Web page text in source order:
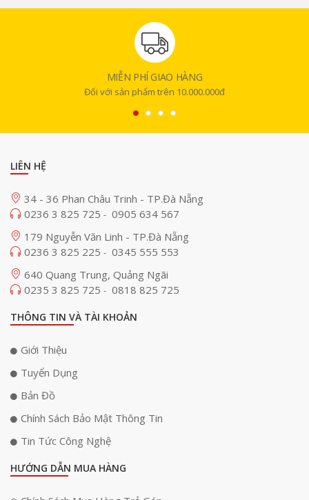
MIỄN PHÍ GIAO HÀNG
Đối với sản phẩm trên 10.000.000đ
LIÊN HỆ
34 - 36 Phan Châu Trinh - TP.Đà Nẵng
0236 3 825 725 - 0905 634 567
179 Nguyễn Văn Linh - TP.Đà Nẵng
0236 3 825 225 - 0345 555 553
640 Quang Trung, Quảng Ngãi
0235 3 825 725 - 0818 825 725
THÔNG TIN VÀ TÀI KHOẢN
Giới Thiệu
Tuyển Dụng
Bản Đồ
Chính Sách Bảo Mật Thông Tin
Tin Tức Công Nghệ
HƯỚNG DẪN MUA HÀNG